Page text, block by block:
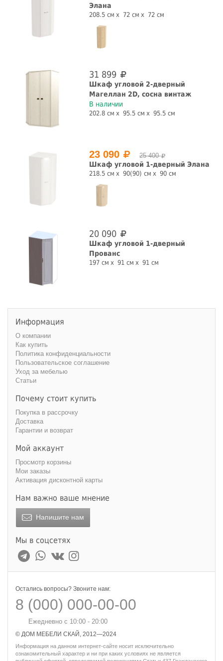
Элана
208.5 см 72 см 72 см
31 899
Шкаф угловой 2-дверный
Магеллан 2D, сосна винтаж
В наличии
202.8 см 95.5 см 95.5 см
23 090 25 400
Шкаф угловой 1-дверный Элана
218.5 см 90(90) см 90 см
20 090
Шкаф угловой 1-дверный
Прованс
197 см 91 см 91 см
Информация
О компании
Как купить
Политика конфиденциальности
Пользовательское соглашение
Уход за мебелью
Статьи
Почему стоит купить
Покупка в рассрочку
Доставка
Гарантии и возврат
Мой аккаунт
Просмотр корзины
Мои заказы
Активация дисконтной карты
Нам важно ваше мнение
Напишите нам
Мы в соцсетях
Остались вопросы? Звоните нам:
8 (000) 000-00-00
Ежедневно с 10:00 - 20:00
© ДОМ МЕБЕЛИ СКАЙ, 2012—2024
Информация на данном интернет-сайте носит исключительно
ознакомительный характер и ни при каких условиях не является